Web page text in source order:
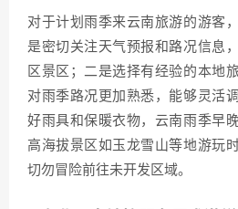
对于计划雨季来云南旅游的游客
是密切关注天气预报和路况信息
区景区；二是选择有经验的本地
对雨季路况更加熟悉，能够灵活
好雨具和保暖衣物，云南雨季早
高海拔景区如玉龙雪山等地游玩
切勿冒险前往未开发区域。